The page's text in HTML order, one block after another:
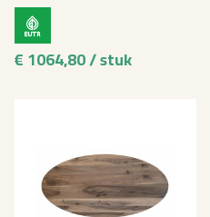
€ 1064,80 / stuk